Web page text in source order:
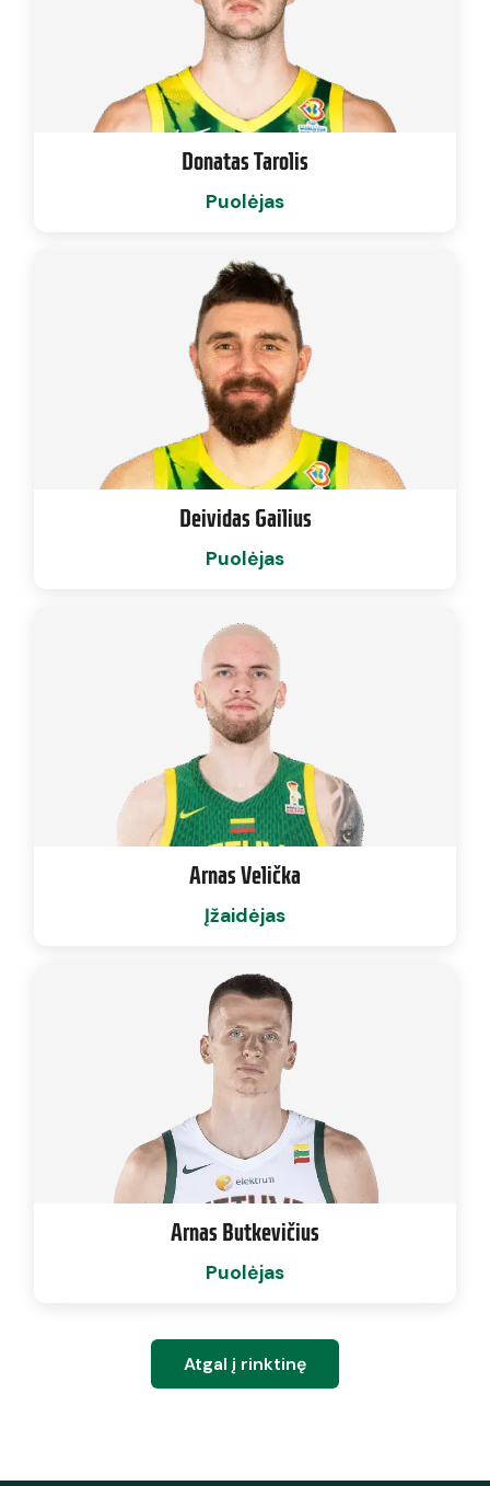
Donatas Tarolis
Puolėjas
Deividas Gailius
Puolėjas
Arnas Velička
Įžaidėjas
Arnas Butkevičius
Puolėjas
Atgal į rinktinę